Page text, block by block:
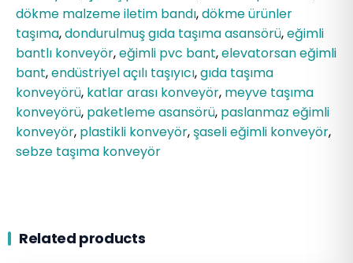
dökme malzeme iletim bandı,dökme ürünler
taşıma,dondurulmuş gıda taşıma asansörü,eğimli
bantlı konveyör,eğimli pvc bant,elevatorsan eğimli
bant,endüstriyel açılı taşıyıcı,gıda taşıma
konveyörü, katlar arası konveyör, meyve taşıma
konveyörü, paketleme asansörü, paslanmaz eğimli
konveyör, plastikli konveyör,şaseli eğimli konveyör,
sebze taşıma konveyör
Related products